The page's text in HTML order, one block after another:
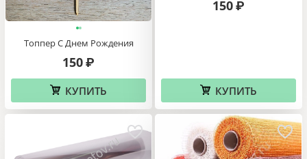
Топпер С Днем Рождения
150₽
КУПИТЬ
150₽
КУПИТЬ